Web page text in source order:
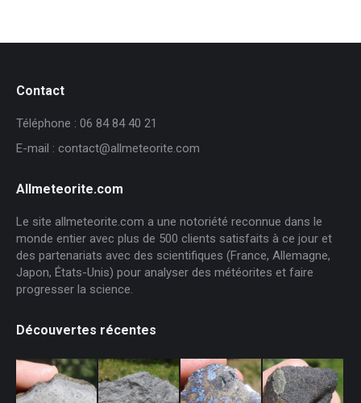
Contact
Téléphone : 06 84 84 40 21
E-mail : contact@allmeteorite.com
Allmeteorite.com
Le site allmeteorite.com a une notoriété reconnue dans le
monde entier avec plus de 500 clients satisfaits à ce jour et
des partenariats avec des scientifiques (France, Allemagne,
Japon, États-Unis) pour analyser des météorites et faire
progresser la science.
Découvertes récentes